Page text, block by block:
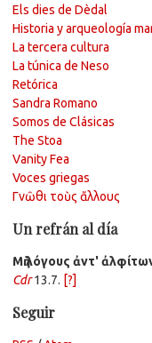
Els dies de Dèdal
Historia y arqueología
La tercera cultura
La túnica de Neso
Retórica
Sandra Romano
Somos de Clásicas
The Stoa
Vanity Fea
Voces griegas
Γνῶθι τοὺς ἄλλους
Un refrán al día
Μὴ λόγους ἀντ'
Cdr13.7. [?]
Seguir